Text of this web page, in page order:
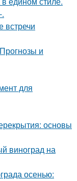
встречи
и
для
основы
виноград на
осенью: